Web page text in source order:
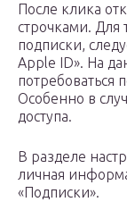
После клика
строчками. Для
подписки,
Apple ID». На
потребоваться
Особенно в
доступа.
В разделе
личная
«Подписки».